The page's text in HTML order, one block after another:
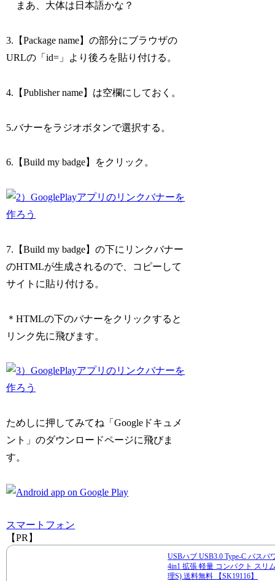
まあ、大体は日本語かな？
3.【Package name】の部分にブラウザの
URLの「id=」より後ろを貼り付ける。
4.【Publisher name】は空欄にしておく。
5.バナーをラジオボタンで選択する。
6.【Build my badge】をクリック。
7.【Build my badge】の下にリンクバナー
のHTMLが生成されるので、コピーして
サイトに貼り付ける。
＊HTMLの下のバナーをクリックすると
リンク先に飛びます。
ためしに押してみてね「Googleドキュメ
ント」のダウンロードページに飛びま
す。
スマートフォン
【PR】
USBハブ USB3.0 Type-C バスパ
4in1 拡張 軽量 コンパクト スリ
理S) 送料無料 【SK19116】